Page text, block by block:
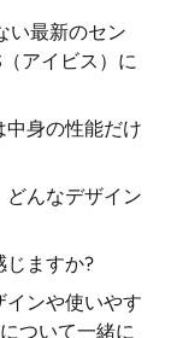
い最新のセン
アイビス）に
中身の性能だけ
んなデザイン
じますか?
ンや使いやす
ついて一緒に